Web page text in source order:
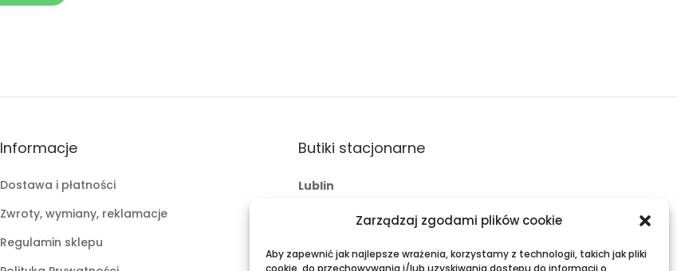
Zarządzaj zgodami plików cookie
Aby zapewnić jak najlepsze wrażenia, korzystamy z technologii, takich jak pliki
cookie, do przechowywania i/lub uzyskiwania dostępu do informacji o
Informacje
Dostawa i płatności
Zwroty, wymiany, reklamacje
Regulamin sklepu
Butiki stacjonarne
Lublin
fama.lublin@op.pl
tel:+48 601 525 423